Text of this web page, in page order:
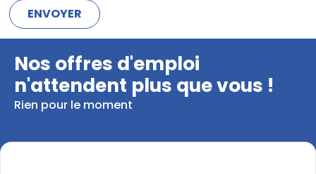
Nos offres d'emploi
n'attendent plus que vous !
Rien pour le moment